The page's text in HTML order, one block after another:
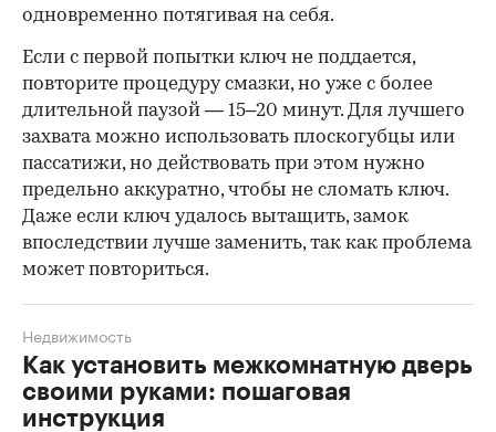
одновременно потягивая на себя.
Если с первой попытки ключ не поддается,
повторите процедуру смазки, но уже с более
длительной паузой — 15–20 минут. Для лучшего
захвата можно использовать плоскогубцы или
пассатижи, но действовать при этом нужно
предельно аккуратно, чтобы не сломать ключ.
Даже если ключ удалось вытащить, замок
впоследствии лучше заменить, так как проблема
может повториться.
Как установить межкомнатную дверь
своими руками: пошаговая
инструкция
Недвижимость